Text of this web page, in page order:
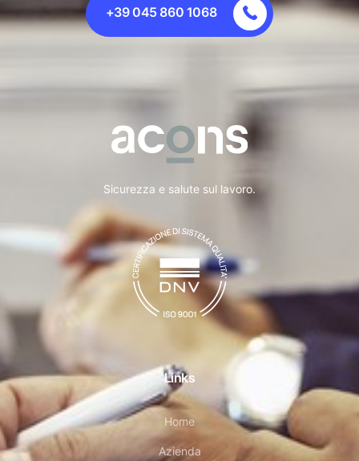
+39 045 860 1068
Sicurezza e salute sul lavoro.
Links
Home
Azienda